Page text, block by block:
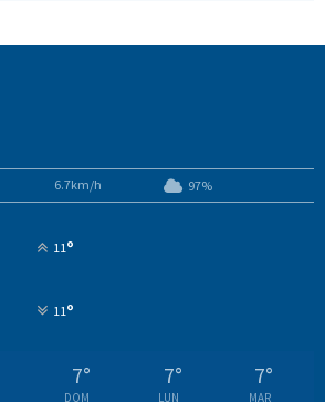
6.7km/h 97%
11 °
11 °
7°
DOM
7°
LUN
7°
MAR